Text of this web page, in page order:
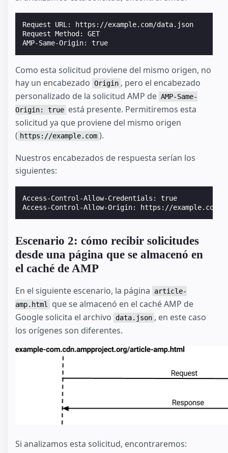
Request URL: https://example.com/data.json
Request Method: GET
Como esta solicitud proviene del mismo origen, no
hay un encabezado Origin , pero el encabezado
personalizado de la solicitud AMP de AMP-Same-
Origin: true está presente. Permitiremos esta
solicitud ya que proviene del mismo origen
( https://example.com ).
Nuestros encabezados de respuesta serían los
siguientes:
Access-Control-Allow-Credentials: true
Escenario 2: cómo recibir solicitudes
desde una página que se almacenó en
el caché de AMP
En el siguiente escenario, la página
article-
amp.html
que se almacenó en el caché AMP de
Google solicita el archivo
data.json , en este caso
los orígenes son diferentes.
Si analizamos esta solicitud, encontraremos: